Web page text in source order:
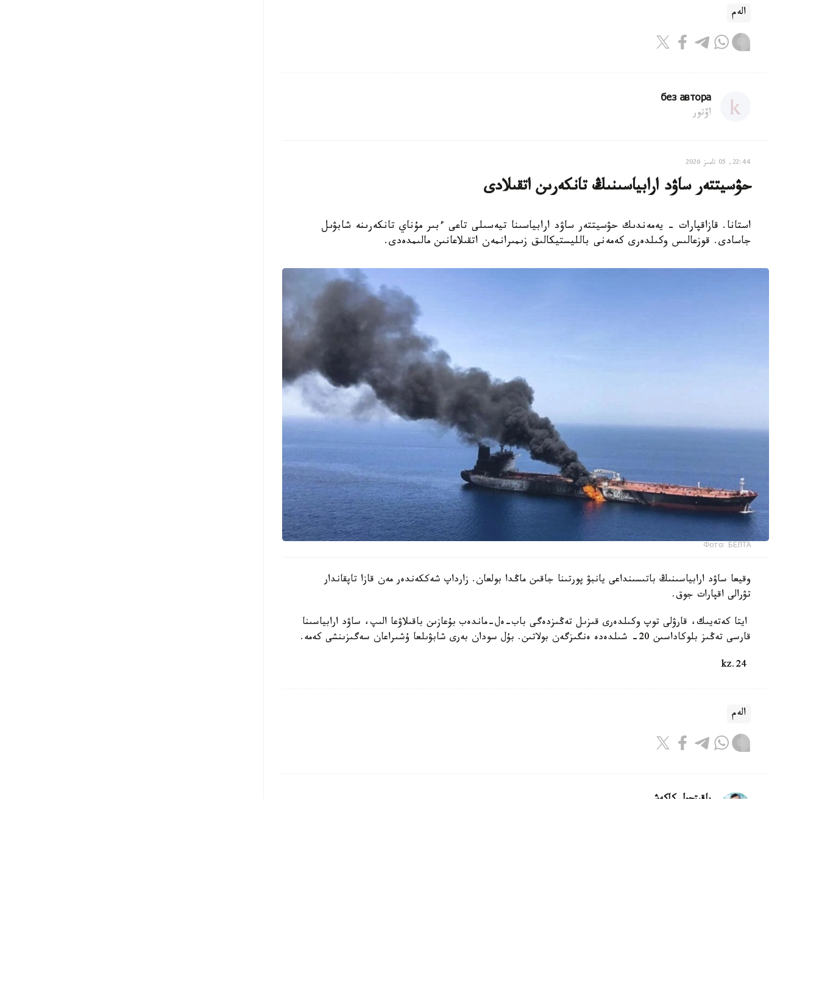
الەم
без автора
اۆتور
22:44, 05 تامىز 2026
حۋسيتتەر ساۋد ارابياسىنىڭ تانكەرىن اتقىلادى
استانا. قازاقپارات - يەمەندىك حۋسيتتەر ساۋد ارابياسىنا تيەسىلى تاعى ءبىر مۇناي تانكەرىنە شابۋىل
جاسادى. قوزعالىس وكىلدەرى كەمەنى بالليستيكالىق زىمىرانمەن اتقىلاعانىن مالىمدەدى.
Фото: БЕЛТА
وقيعا ساۋد ارابياسىنىڭ باتىسىنداعى يانبۋ پورتىنا جاقىن ماڭدا بولعان. زارداپ شەككەندەر مەن قازا تاپقاندار
تۋرالى اقپارات جوق.
ايتا كەتەيىك، قارۋلى توپ وكىلدەرى قىزىل تەڭىزدەگى باب-ەل-ماندەب بۇعازىن باقىلاۋعا الىپ، ساۋد ارابياسىنا
قارسى تەڭىز بلوكاداسىن 20- شىلدەدە ەنگىزگەن بولاتىن. بۇل سودان بەرى شابۋىلعا ۇشىراعان سەگىزىنشى كەمە.
الەم
باقىتجول كاكەش